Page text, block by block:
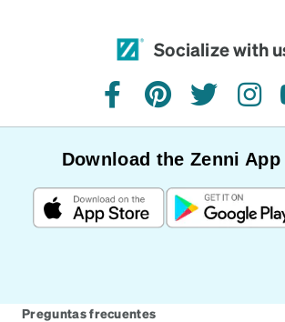
Socialize with
facebookpinteresttwitter
Download the Zenni App
Preguntas frecuentes